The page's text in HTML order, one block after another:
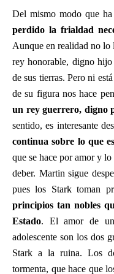
Del mismo modo que
perdido la frialdad
Aunque en realidad no lo
rey honorable, digno
de sus tierras. Pero ni
de su figura nos hace
un rey guerrero, digno
sentido, es interesante
continua sobre lo que
que se hace por amor y
deber. Martin sigue
pues los Stark toman
principios tan nobles
Estado. El amor de
adolescente son los dos
Stark a la ruina. Los
tormenta, que hace que